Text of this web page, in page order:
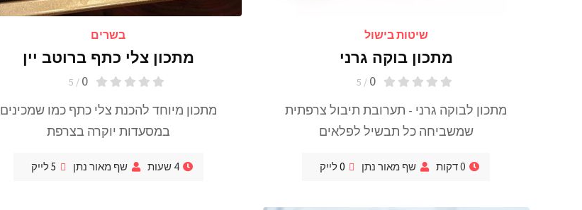
שיטות בישול
מתכון בוקה גרני
0
/ 5
מתכון לבוקה גרני - תערובת תיבול צרפתית
שמשביחה כל תבשיל לפלאים
0 דקות שף מאור נתן 0לייק
בשרים
מתכון צלי כתף ברוטב יין
0
/ 5
מתכון מיוחד להכנת צלי כתף כמו שמכינים
במסעדות יוקרה בצרפת
4 שעות שף מאור נתן 5לייק